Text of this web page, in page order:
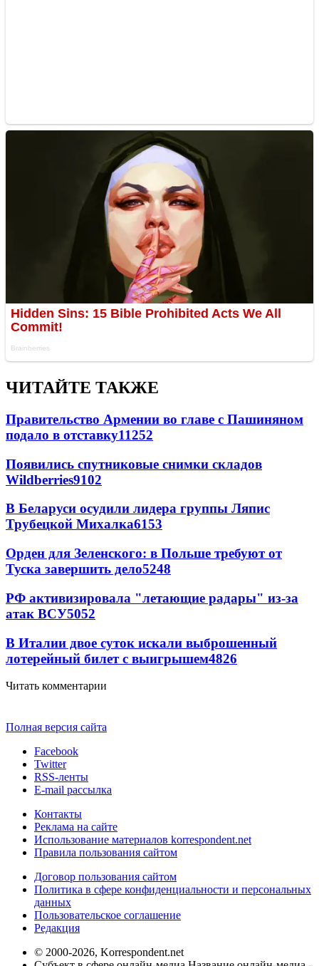
ЧИТАЙТЕ ТАКЖЕ
Правительство Армении во главе с Пашиняном
подало в отставку11252
Появились спутниковые снимки складов
Wildberries9102
В Беларуси осудили лидера группы Ляпис
Трубецкой Михалка6153
Орден для Зеленского: в Польше требуют от
Туска завершить дело5248
РФ активизировала "летающие радары" из-за
атак ВСУ5052
В Италии двое суток искали выброшенный
лотерейный билет с выигрышем4826
Читать комментарии
Полная версия сайта
Facebook
Twitter
RSS-ленты
E-mail рассылка
Контакты
Реклама на сайте
Использование материалов korrespondent.net
Правила пользования сайтом
Договор пользования сайтом
Политика в сфере конфиденциальности и персональных
данных
Пользовательское соглашение
Редакция
© 2000-2026, Korrespondent.net